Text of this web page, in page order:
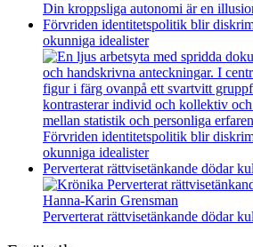
Din kroppsliga autonomi är en
Förvriden identitetspolitik blir
okunniga idealister
Förvriden identitetspolitik blir
okunniga idealister
Perverterat rättvisetänkande dödar
Perverterat rättvisetänkande dödar